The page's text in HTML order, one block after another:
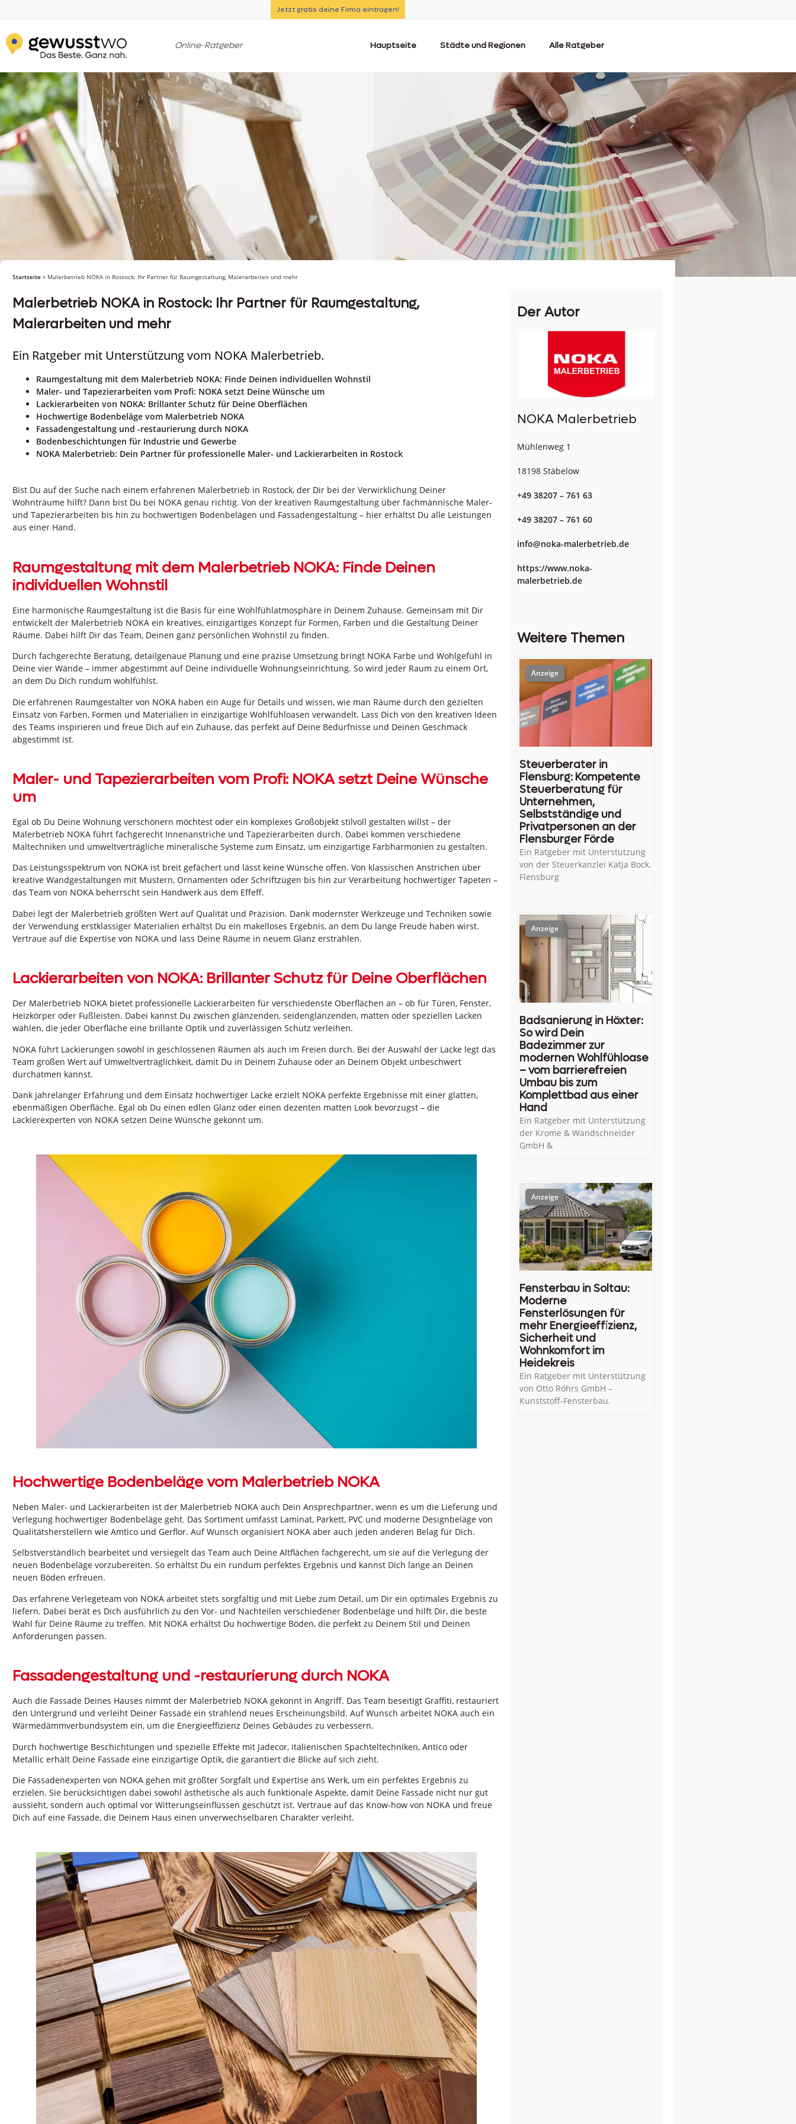
Jetzt gratis deine Firma eintragen!
Online-Ratgeber Hauptseite Städte und Regionen Alle Ratgeber
Startseite » Malerbetrieb NOKA in Rostock: Ihr Partner für Raumgestaltung, Malerarbeiten und mehr
Malerbetrieb NOKA in Rostock: Ihr Partner für Raumgestaltung,
Malerarbeiten und mehr
Ein Ratgeber mit Unterstützung vom NOKA Malerbetrieb.
Raumgestaltung mit dem Malerbetrieb NOKA: Finde Deinen individuellen Wohnstil
Maler- und Tapezierarbeiten vom Profi: NOKA setzt Deine Wünsche um
Lackierarbeiten von NOKA: Brillanter Schutz für Deine Oberflächen
Hochwertige Bodenbeläge vom Malerbetrieb NOKA
Fassadengestaltung und -restaurierung durch NOKA
Bodenbeschichtungen für Industrie und Gewerbe
NOKA Malerbetrieb: Dein Partner für professionelle Maler- und Lackierarbeiten in Rostock
Bist Du auf der Suche nach einem erfahrenen Malerbetrieb in Rostock, der Dir bei der Verwirklichung Deiner
Wohnträume hilft? Dann bist Du bei NOKA genau richtig. Von der kreativen Raumgestaltung über fachmännische Maler-
und Tapezierarbeiten bis hin zu hochwertigen Bodenbelägen und Fassadengestaltung – hier erhältst Du alle Leistungen
aus einer Hand.
Raumgestaltung mit dem Malerbetrieb NOKA: Finde Deinen
individuellen Wohnstil
Eine harmonische Raumgestaltung ist die Basis für eine Wohlfühlatmosphäre in Deinem Zuhause. Gemeinsam mit Dir
entwickelt der Malerbetrieb NOKA ein kreatives, einzigartiges Konzept für Formen, Farben und die Gestaltung Deiner
Räume. Dabei hilft Dir das Team, Deinen ganz persönlichen Wohnstil zu finden.
Durch fachgerechte Beratung, detailgenaue Planung und eine präzise Umsetzung bringt NOKA Farbe und Wohlgefühl in
Deine vier Wände – immer abgestimmt auf Deine individuelle Wohnungseinrichtung. So wird jeder Raum zu einem Ort,
an dem Du Dich rundum wohlfühlst.
Die erfahrenen Raumgestalter von NOKA haben ein Auge für Details und wissen, wie man Räume durch den gezielten
Einsatz von Farben, Formen und Materialien in einzigartige Wohlfühloasen verwandelt. Lass Dich von den kreativen Ideen
des Teams inspirieren und freue Dich auf ein Zuhause, das perfekt auf Deine Bedürfnisse und Deinen Geschmack
abgestimmt ist.
Maler- und Tapezierarbeiten vom Profi: NOKA setzt Deine Wünsche
um
Egal ob Du Deine Wohnung verschönern möchtest oder ein komplexes Großobjekt stilvoll gestalten willst – der
Malerbetrieb NOKA führt fachgerecht Innenanstriche und Tapezierarbeiten durch. Dabei kommen verschiedene
Maltechniken und umweltverträgliche mineralische Systeme zum Einsatz, um einzigartige Farbharmonien zu gestalten.
Das Leistungsspektrum von NOKA ist breit gefächert und lässt keine Wünsche offen. Von klassischen Anstrichen über
kreative Wandgestaltungen mit Mustern, Ornamenten oder Schriftzügen bis hin zur Verarbeitung hochwertiger Tapeten –
das Team von NOKA beherrscht sein Handwerk aus dem Effeff.
Dabei legt der Malerbetrieb größten Wert auf Qualität und Präzision. Dank modernster Werkzeuge und Techniken sowie
der Verwendung erstklassiger Materialien erhältst Du ein makelloses Ergebnis, an dem Du lange Freude haben wirst.
Vertraue auf die Expertise von NOKA und lass Deine Räume in neuem Glanz erstrahlen.
Lackierarbeiten von NOKA: Brillanter Schutz für Deine Oberflächen
Der Malerbetrieb NOKA bietet professionelle Lackierarbeiten für verschiedenste Oberflächen an – ob für Türen, Fenster,
Heizkörper oder Fußleisten. Dabei kannst Du zwischen glänzenden, seidenglänzenden, matten oder speziellen Lacken
wählen, die jeder Oberfläche eine brillante Optik und zuverlässigen Schutz verleihen.
NOKA führt Lackierungen sowohl in geschlossenen Räumen als auch im Freien durch. Bei der Auswahl der Lacke legt das
Team großen Wert auf Umweltverträglichkeit, damit Du in Deinem Zuhause oder an Deinem Objekt unbeschwert
durchatmen kannst.
Dank jahrelanger Erfahrung und dem Einsatz hochwertiger Lacke erzielt NOKA perfekte Ergebnisse mit einer glatten,
ebenmäßigen Oberfläche. Egal ob Du einen edlen Glanz oder einen dezenten matten Look bevorzugst – die
Lackierexperten von NOKA setzen Deine Wünsche gekonnt um.
Hochwertige Bodenbeläge vom Malerbetrieb NOKA
Neben Maler- und Lackierarbeiten ist der Malerbetrieb NOKA auch Dein Ansprechpartner, wenn es um die Lieferung und
Verlegung hochwertiger Bodenbeläge geht. Das Sortiment umfasst Laminat, Parkett, PVC und moderne Designbeläge von
Qualitätsherstellern wie Amtico und Gerflor. Auf Wunsch organisiert NOKA aber auch jeden anderen Belag für Dich.
Selbstverständlich bearbeitet und versiegelt das Team auch Deine Altflächen fachgerecht, um sie auf die Verlegung der
neuen Bodenbeläge vorzubereiten. So erhältst Du ein rundum perfektes Ergebnis und kannst Dich lange an Deinen
neuen Böden erfreuen.
Das erfahrene Verlegeteam von NOKA arbeitet stets sorgfältig und mit Liebe zum Detail, um Dir ein optimales Ergebnis zu
liefern. Dabei berät es Dich ausführlich zu den Vor- und Nachteilen verschiedener Bodenbeläge und hilft Dir, die beste
Wahl für Deine Räume zu treffen. Mit NOKA erhältst Du hochwertige Böden, die perfekt zu Deinem Stil und Deinen
Anforderungen passen.
Fassadengestaltung und -restaurierung durch NOKA
Auch die Fassade Deines Hauses nimmt der Malerbetrieb NOKA gekonnt in Angriff. Das Team beseitigt Graffiti, restauriert
den Untergrund und verleiht Deiner Fassade ein strahlend neues Erscheinungsbild. Auf Wunsch arbeitet NOKA auch ein
Wärmedämmverbundsystem ein, um die Energieeffizienz Deines Gebäudes zu verbessern.
Durch hochwertige Beschichtungen und spezielle Effekte mit Jadecor, italienischen Spachteltechniken, Antico oder
Metallic erhält Deine Fassade eine einzigartige Optik, die garantiert die Blicke auf sich zieht.
Die Fassadenexperten von NOKA gehen mit größter Sorgfalt und Expertise ans Werk, um ein perfektes Ergebnis zu
erzielen. Sie berücksichtigen dabei sowohl ästhetische als auch funktionale Aspekte, damit Deine Fassade nicht nur gut
aussieht, sondern auch optimal vor Witterungseinflüssen geschützt ist. Vertraue auf das Know-how von NOKA und freue
Dich auf eine Fassade, die Deinem Haus einen unverwechselbaren Charakter verleiht.
Der Autor
NOKA Malerbetrieb
Mühlenweg 1
18198 Stäbelow
+49 38207 – 761 63
+49 38207 – 761 60
info@noka-malerbetrieb.de
https://www.noka-
malerbetrieb.de
Weitere Themen
Steuerberater in
Flensburg: Kompetente
Steuerberatung für
Unternehmen,
Selbstständige und
Privatpersonen an der
Flensburger Förde
Ein Ratgeber mit Unterstützung
von der Steuerkanzlei Katja Bock.
Flensburg
Badsanierung in Höxter:
So wird Dein
Badezimmer zur
modernen Wohlfühloase
– vom barrierefreien
Umbau bis zum
Komplettbad aus einer
Hand
Ein Ratgeber mit Unterstützung
der Krome & Wandschneider
GmbH &
Fensterbau in Soltau:
Moderne
Fensterlösungen für
mehr Energieeffizienz,
Sicherheit und
Wohnkomfort im
Heidekreis
Ein Ratgeber mit Unterstützung
von Otto Röhrs GmbH –
Kunststoff-Fensterbau.